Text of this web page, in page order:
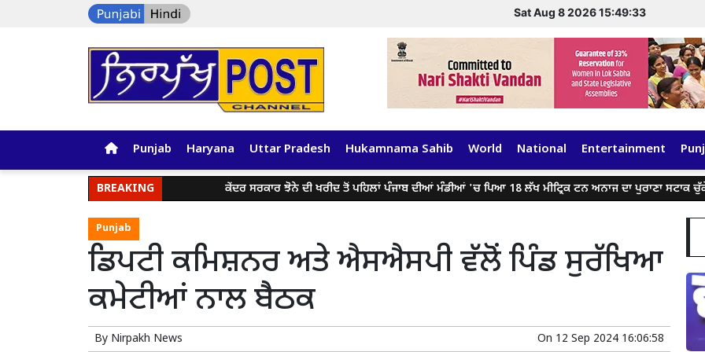
Sat Aug 8 2026 15:49:33
Punjab Haryana Uttar Pradesh Hukamnama Sahib World National Entertainment
BREAKING ਕੇਂਦਰ ਸਰਕਾਰ ਝੋਨੇ ਦੀ ਖਰੀਦ ਤੋਂ ਪਹਿਲਾਂ ਪੰਜਾਬ ਦੀਆਂ ਮੰਡੀਆਂ 'ਚ ਪਿਆ 18 ਲੱਖ ਮੀਟ੍ਰਿਕ ਟਨ ਅਨਾਜ ਦਾ ਪੁਰਾਣਾ ਸਟਾਕ ਚੁੱਕੇਗੀ:
Punjab
ਡਿਪਟੀ ਕਮਿਸ਼ਨਰ ਅਤੇ ਐਸਐਸਪੀ ਵੱਲੋਂ ਪਿੰਡ ਸੁਰੱਖਿਆ
ਕਮੇਟੀਆਂ ਨਾਲ ਬੈਠਕ
By Nirpakh News On 12 Sep 2024 16:06:58